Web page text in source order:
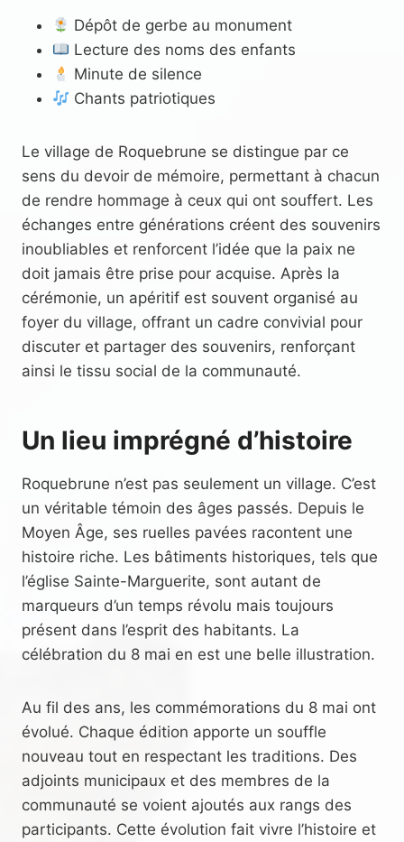
Dépôt de gerbe au monument
Lecture des noms des enfants
Minute de silence
Chants patriotiques
Le village de Roquebrune se distingue par ce
sens du devoir de mémoire, permettant à chacun
de rendre hommage à ceux qui ont souffert. Les
échanges entre générations créent des souvenirs
inoubliables et renforcent l’idée que la paix ne
doit jamais être prise pour acquise. Après la
cérémonie, un apéritif est souvent organisé au
foyer du village, offrant un cadre convivial pour
discuter et partager des souvenirs, renforçant
ainsi le tissu social de la communauté.
Un lieu imprégné d’histoire
Roquebrune n’est pas seulement un village. C’est
un véritable témoin des âges passés. Depuis le
Moyen Âge, ses ruelles pavées racontent une
histoire riche. Les bâtiments historiques, tels que
l’église Sainte-Marguerite, sont autant de
marqueurs d’un temps révolu mais toujours
présent dans l’esprit des habitants. La
célébration du 8 mai en est une belle illustration.
Au fil des ans, les commémorations du 8 mai ont
évolué. Chaque édition apporte un souffle
nouveau tout en respectant les traditions. Des
adjoints municipaux et des membres de la
communauté se voient ajoutés aux rangs des
participants. Cette évolution fait vivre l’histoire et